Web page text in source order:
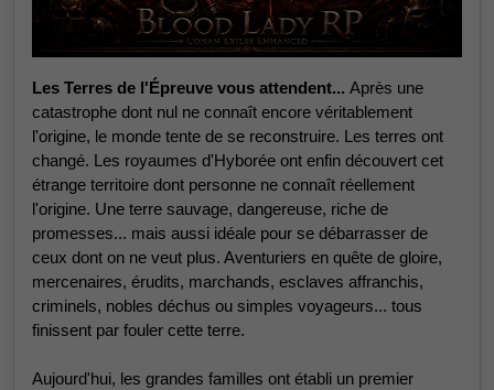
Les Terres de l'Épreuve vous attendent... Après une
catastrophe dont nul ne connaît encore véritablement
l'origine, le monde tente de se reconstruire. Les terres ont
changé. Les royaumes d'Hyborée ont enfin découvert cet
étrange territoire dont personne ne connaît réellement
l'origine. Une terre sauvage, dangereuse, riche de
promesses... mais aussi idéale pour se débarrasser de
ceux dont on ne veut plus. Aventuriers en quête de gloire,
mercenaires, érudits, marchands, esclaves affranchis,
criminels, nobles déchus ou simples voyageurs... tous
finissent par fouler cette terre.
Aujourd'hui, les grandes familles ont établi un premier